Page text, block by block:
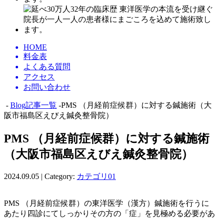
HOME
料金表
よくある質問
アクセス
お問い合わせ
- Blog記事一覧 -PMS （月経前症候群）に対する鍼施術（大
阪市福島区えびえ鍼灸整骨院）
PMS （月経前症候群）に対する鍼施術
（大阪市福島区えびえ鍼灸整骨院）
2024.09.05 | Category: カテゴリ01
PMS （月経前症候群）の東洋医学（漢方）鍼施術を行うに
あたり四診にてしっかりその方の「症」を見極める必要があ